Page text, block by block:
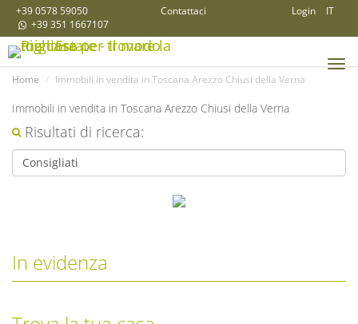
+39 0578 59050
+39 351 1667107
Contattaci Login IT
Home Immobili in vendita in Toscana Arezzo Chiusi della Verna
Immobili in vendita in Toscana Arezzo Chiusi della Verna
Risultati di ricerca:
In evidenza